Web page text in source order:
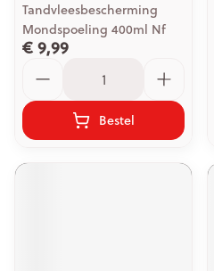
Tandvleesbescherming
Mondspoeling 400ml Nf
€ 9,99
Bestel